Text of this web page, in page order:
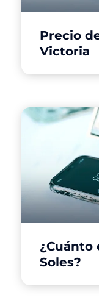
Precio
Victoria
¿Cuánto
Soles?